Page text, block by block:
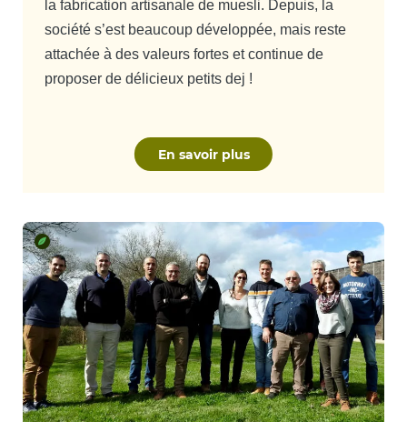
la fabrication artisanale de muesli. Depuis, la
société s’est beaucoup développée, mais reste
attachée à des valeurs fortes et continue de
proposer de délicieux petits dej !
En savoir plus